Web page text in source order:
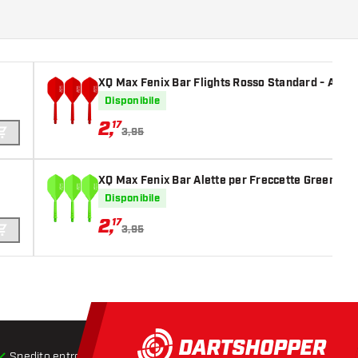
AGGIUNGI AL CARRELLO
AGGIUNGI AL CARRELLO
XQ Max Fenix Bar Flights Rosso Standard -
Disponibile
2,17
3,95
XQ Max Fenix Bar Alette per Freccette Green
Disponibile
2,17
3,95